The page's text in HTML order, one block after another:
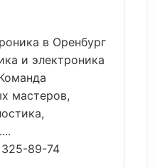
в Оренбург
и электроника
мастеров,
89-74